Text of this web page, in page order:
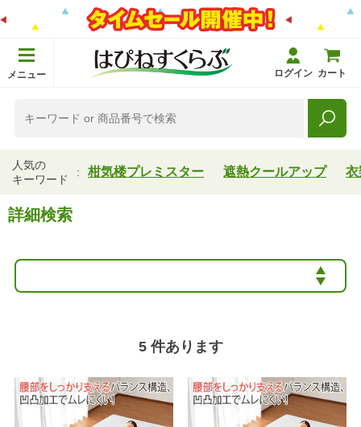
メニュー ログイン カート
人気の
キーワード
柑気楼プレミスター 遮熱クールアップ 衣
詳細検索
5 件あります